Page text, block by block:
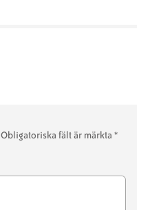
Obligatoriska fält är märkta*